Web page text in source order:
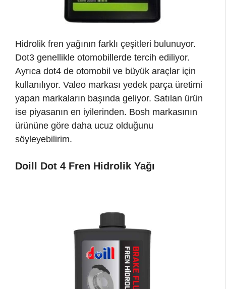
Hidrolik fren yağının farklı çeşitleri bulunuyor.
Dot3 genellikle otomobillerde tercih ediliyor.
Ayrıca dot4 de otomobil ve büyük araçlar için
kullanılıyor. Valeo markası yedek parça üretimi
yapan markaların başında geliyor. Satılan ürün
ise piyasanın en iyilerinden. Bosh markasının
ürününe göre daha ucuz olduğunu
söyleyebilirim.
Doill Dot 4 Fren Hidrolik Yağı